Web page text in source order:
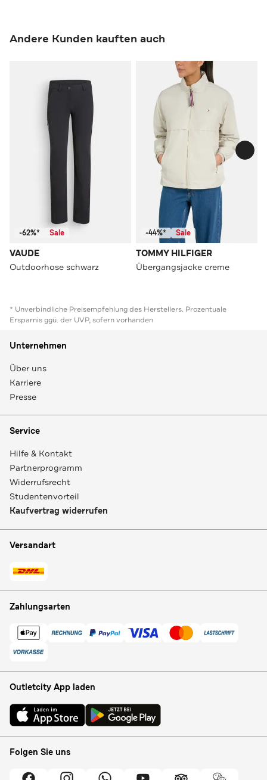
Andere Kunden kauften auch
-62%* Sale
VAUDE
Outdoorhose schwarz
-44%* Sale
TOMMY HILFIGER
Übergangsjacke creme
* Unverbindliche Preisempfehlung des Herstellers. Prozentuale
Ersparnis ggü. der UVP, sofern vorhanden
Unternehmen
Über uns
Karriere
Presse
Service
Hilfe & Kontakt
Partnerprogramm
Widerrufsrecht
Studentenvorteil
Kaufvertrag widerrufen
Versandart
Zahlungsarten
Outletcity App laden
Folgen Sie uns